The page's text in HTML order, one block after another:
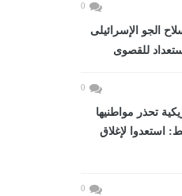
0
الجو الإسرائيلى
للقصوى
0
تحذر مواطنيها
استعدوا لإغلاق
0